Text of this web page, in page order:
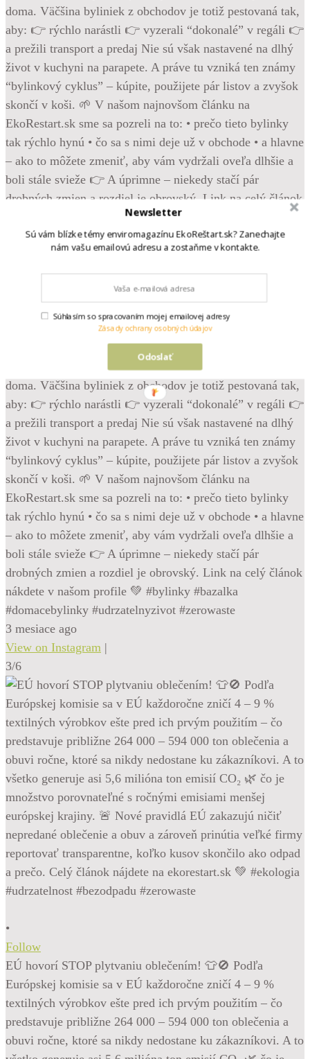
Krásne, svieže bylinky z obchodu – bazalka, mäta,
pažítka… Vyzerajú, že vám poslúžia celé týždne. Možno
mesiace. A potom príde realita. Žltnú. Vädnú. Hneď po pár
dňoch hynú. Ale pravda je, že problém často nie je u vás
doma. Väčšina byliniek z obchodov je totiž pestovaná tak,
aby: 👉 rýchlo narástli 👉 vyzerali “dokonalé” v regáli 👉
a prežili transport a predaj Nie sú však nastavené na dlhý
život v kuchyni na parapete. A práve tu vzniká ten známy
“bylinkový cyklus” – kúpite, použijete pár listov a zvyšok
skončí v koši. 🌱 V našom najnovšom článku na
EkoRestart.sk sme sa pozreli na to: • prečo tieto bylinky
tak rýchlo hynú • čo sa s nimi deje už v obchode • a hlavne
– ako to môžete zmeniť, aby vám vydržali oveľa dlhšie a
boli stále svieže 👉 A úprimne – niekedy stačí pár
drobných zmien a rozdiel je obrovský. Link na celý článok
nákdete v našom profile 💚 #bylinky #bazalka
#domacebylinky #udrzatelnyzivot #zerowaste
3 mesiace ago
View on Instagram |
3/6
•
Follow
EÚ hovorí STOP plytvaniu oblečením! 👕🚫 Podľa
Európskej komisie sa v EÚ každoročne zničí 4 – 9 %
textilných výrobkov ešte pred ich prvým použitím – čo
predstavuje približne 264 000 – 594 000 ton oblečenia a
obuvi ročne, ktoré sa nikdy nedostane ku zákazníkovi. A to
Newsletter
Sú vám blízke témy enviromagazínu EkoReštart.sk? Zanechajte
nám vašu emailovú adresu a zostaňme v kontakte.
Odoslať
Súhlasím so spracovaním mojej emailovej adresy
Zásady ochrany osobných údajov